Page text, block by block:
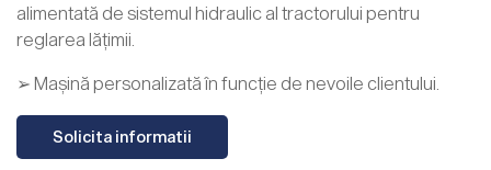
alimentată de sistemul hidraulic al tractorului pentru
reglarea lățimii.
➢ Mașină personalizată în funcție de nevoile clientului.
Solicita informatii